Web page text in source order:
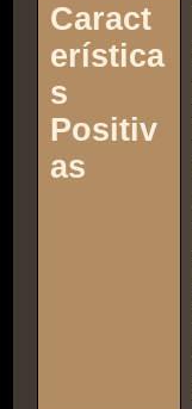
Caract
erística
s
Positiv
as